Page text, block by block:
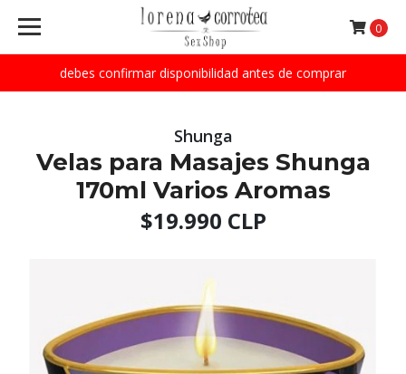
debes confirmar disponibilidad antes de comprar
0
Shunga
Velas para Masajes Shunga
170ml Varios Aromas
$19.990 CLP